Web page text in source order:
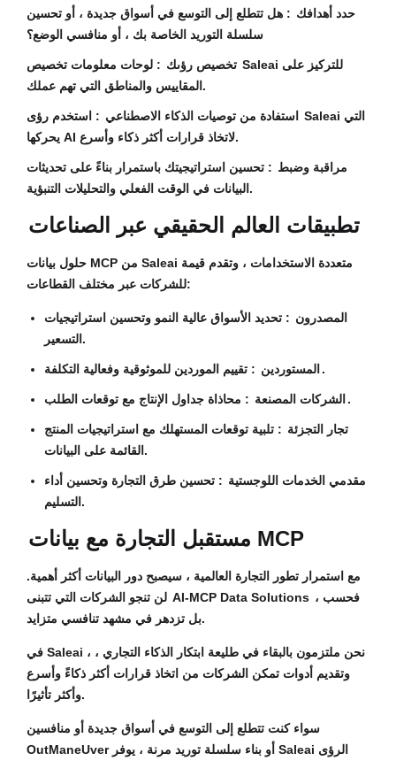
حدد أهدافك : هل تتطلع إلى التوسع في أسواق جديدة ، أو تحسين
سلسلة التوريد الخاصة بك ، أو منافسي الوضع؟
تخصيص رؤىك : لوحات معلومات تخصيص Saleai للتركيز على
المقاييس والمناطق التي تهم عملك.
استفادة من توصيات الذكاء الاصطناعي : استخدم رؤى Saleai التي
يحركها AI لاتخاذ قرارات أكثر ذكاء وأسرع.
مراقبة وضبط : تحسين استراتيجيتك باستمرار بناءً على تحديثات
البيانات في الوقت الفعلي والتحليلات التنبؤية.
تطبيقات العالم الحقيقي عبر الصناعات
حلول بيانات MCP من Saleai متعددة الاستخدامات ، وتقدم قيمة
للشركات عبر مختلف القطاعات:
المصدرون : تحديد الأسواق عالية النمو وتحسين استراتيجيات
التسعير.
المستوردين : تقييم الموردين للموثوقية وفعالية التكلفة.
الشركات المصنعة : محاذاة جداول الإنتاج مع توقعات الطلب.
تجار التجزئة : تلبية توقعات المستهلك مع استراتيجيات المنتج
القائمة على البيانات.
مقدمي الخدمات اللوجستية : تحسين طرق التجارة وتحسين أداء
التسليم.
مستقبل التجارة مع بيانات MCP
مع استمرار تطور التجارة العالمية ، سيصبح دور البيانات أكثر أهمية.
AI-MCP Data Solutions فحسب ،
بل تزدهر في مشهد تنافسي متزايد.
في Saleai ، نحن ملتزمون بالبقاء في طليعة ابتكار الذكاء التجاري ،
وتقديم أدوات تمكن الشركات من اتخاذ قرارات أكثر ذكاءً وأسرع
وأكثر تأثيرًا.
سواء كنت تتطلع إلى التوسع في أسواق جديدة أو منافسين
OutManeUver أو بناء سلسلة توريد مرنة ، يوفر Saleai الرؤى